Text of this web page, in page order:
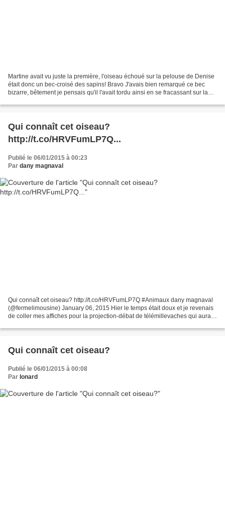
Martine avait vu juste la première, l'oiseau échoué sur la pelouse de Denise
était donc un bec-croisé des sapins! Bravo J'avais bien remarqué ce bec
bizarre, bêtement je pensais qu'il l'avait tordu ainsi en se fracassant sur la
Qui connaît cet oiseau?
http://t.co/HRVFumLP7Q...
Publié le 06/01/2015 à 00:23
Par dany magnaval
Qui connaît cet oiseau? http://t.co/HRVFumLP7Q #Animaux dany magnaval
(@fermelimousine) January 06, 2015 Hier le temps était doux et je revenais
de coller mes affiches pour la projection-débat de télémillevaches qui aura
Qui connaît cet oiseau?
Publié le 06/01/2015 à 00:08
Par Ionard